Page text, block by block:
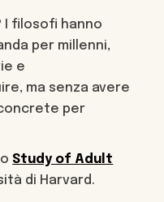
I filosofi hanno
per millenni,
e
ma senza avere
per
Study of Adult
di Harvard.